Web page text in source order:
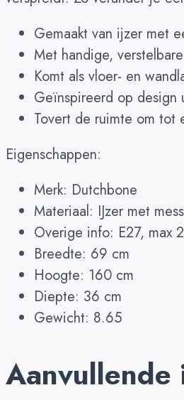
Gemaakt van ijzer met
Met handige,
Komt als vloer- en
Geïnspireerd op
Tovert de ruimte om tot
Eigenschappen:
Merk: Dutchbone
Materiaal: IJzer met
Overige info: E27, max
Breedte: 69 cm
Hoogte: 160 cm
Diepte: 36 cm
Gewicht: 8.65
Aanvullende